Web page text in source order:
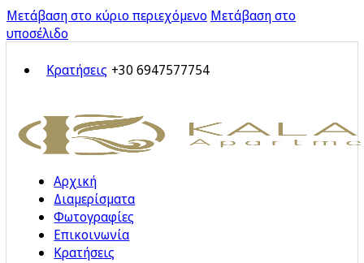
Μετάβαση στο κύριο περιεχόμενο Μετάβαση στο
υποσέλιδο
Κρατήσεις +30 6947577754
Αρχική
Διαμερίσματα
Φωτογραφίες
Επικοινωνία
Κρατήσεις